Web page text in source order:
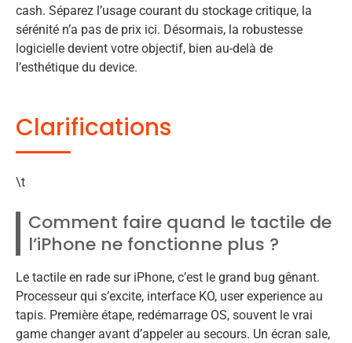
cash. Séparez l’usage courant du stockage critique, la
sérénité n’a pas de prix ici. Désormais, la robustesse
logicielle devient votre objectif, bien au-delà de
l’esthétique du device.
Clarifications
\t
Comment faire quand le tactile de
l’iPhone ne fonctionne plus ?
Le tactile en rade sur iPhone, c’est le grand bug gênant.
Processeur qui s’excite, interface KO, user experience au
tapis. Première étape, redémarrage OS, souvent le vrai
game changer avant d’appeler au secours. Un écran sale,